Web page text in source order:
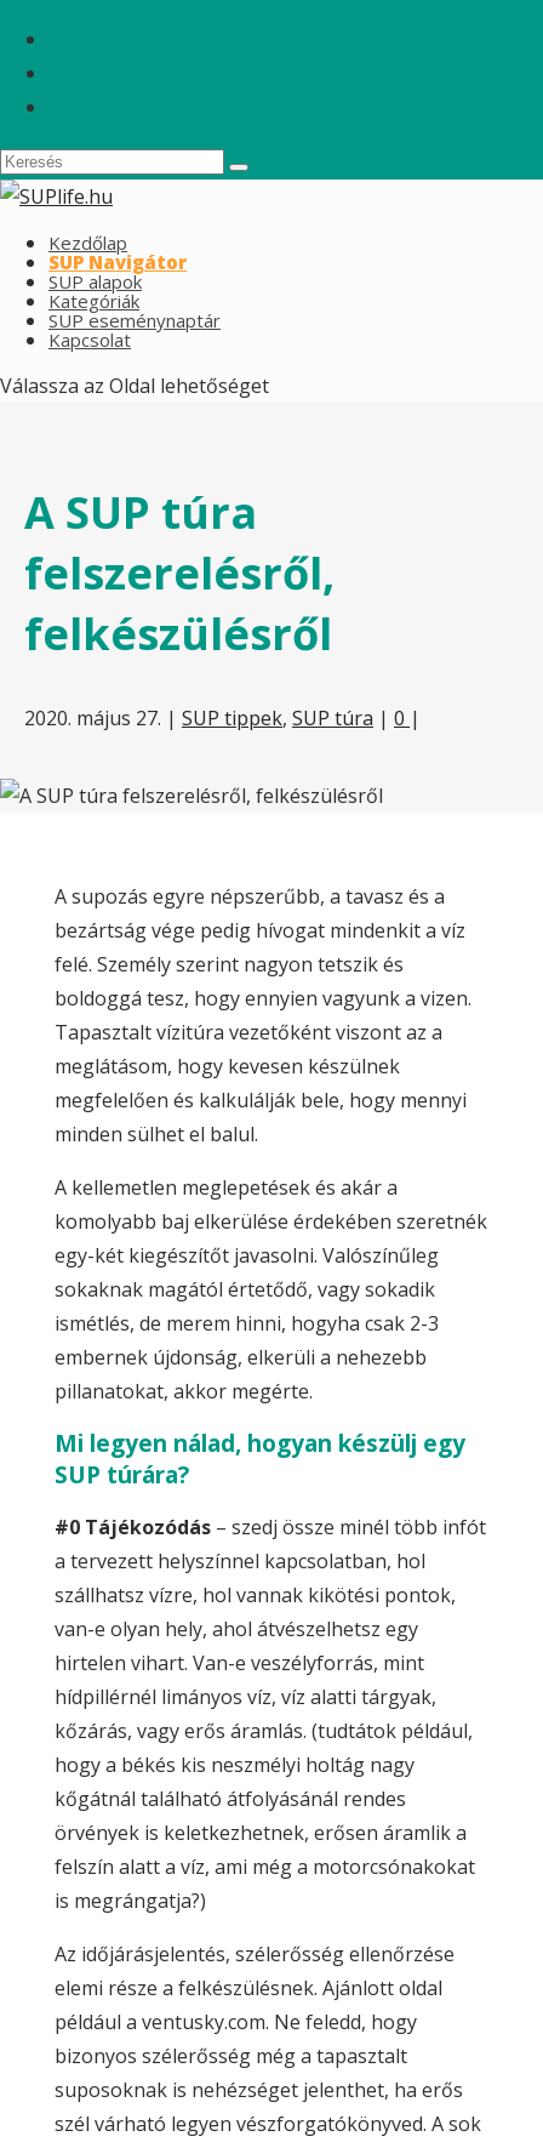
Kezdőlap
SUP Navigátor
SUP alapok
Kategóriák
SUP eseménynaptár
Kapcsolat
Válassza az Oldal lehetőséget
A SUP túra
felszerelésről,
felkészülésről
2020. május 27. | SUP tippek, SUP túra | 0 |
A supozás egyre népszerűbb, a tavasz és a
bezártság vége pedig hívogat mindenkit a víz
felé. Személy szerint nagyon tetszik és
boldoggá tesz, hogy ennyien vagyunk a vizen.
Tapasztalt vízitúra vezetőként viszont az a
meglátásom, hogy kevesen készülnek
megfelelően és kalkulálják bele, hogy mennyi
minden sülhet el balul.
A kellemetlen meglepetések és akár a
komolyabb baj elkerülése érdekében szeretnék
egy-két kiegészítőt javasolni. Valószínűleg
sokaknak magától értetődő, vagy sokadik
ismétlés, de merem hinni, hogyha csak 2-3
embernek újdonság, elkerüli a nehezebb
pillanatokat, akkor megérte.
Mi legyen nálad, hogyan készülj egy
SUP túrára?
#0 Tájékozódás – szedj össze minél több infót
a tervezett helyszínnel kapcsolatban, hol
szállhatsz vízre, hol vannak kikötési pontok,
van-e olyan hely, ahol átvészelhetsz egy
hirtelen vihart. Van-e veszélyforrás, mint
hídpillérnél limányos víz, víz alatti tárgyak,
kőzárás, vagy erős áramlás. (tudtátok például,
hogy a békés kis neszmélyi holtág nagy
kőgátnál található átfolyásánál rendes
örvények is keletkezhetnek, erősen áramlik a
felszín alatt a víz, ami még a motorcsónakokat
is megrángatja?)
Az időjárásjelentés, szélerősség ellenőrzése
elemi része a felkészülésnek. Ajánlott oldal
például a ventusky.com. Ne feledd, hogy
bizonyos szélerősség még a tapasztalt
suposoknak is nehézséget jelenthet, ha erős
szél várható legyen vészforgatókönyved. A sok